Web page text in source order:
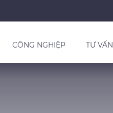
CÔNG NGHIỆP TƯ VẤN